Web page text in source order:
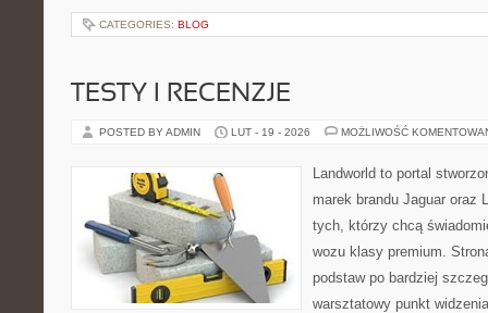
CATEGORIES: BLOG
TESTY I RECENZJE
POSTED BY ADMIN LUT - 19 - 2026 MOŻLIWOŚĆ
Landworld to portal
marek brandu Jaguar oraz
tych, którzy chcą
wozu klasy premium.
podstaw po bardziej
warsztatowy punkt